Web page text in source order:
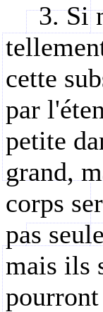
3. Si
cette
par
petite
grand,
corps
pas
mais ils